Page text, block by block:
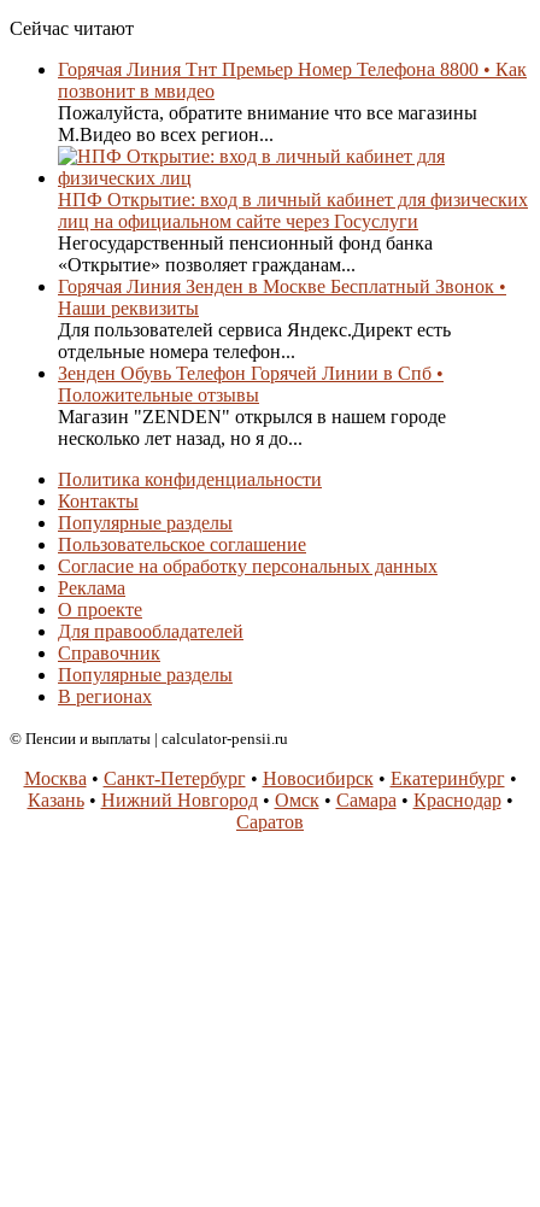
Сейчас читают
Горячая Линия Тнт Премьер Номер Телефона 8800 • Как
позвонит в мвидео
Пожалуйста, обратите внимание что все магазины
М.Видео во всех регион...
НПФ Открытие: вход в личный кабинет для физических
лиц на официальном сайте через Госуслуги
Негосударственный пенсионный фонд банка
«Открытие» позволяет гражданам...
Горячая Линия Зенден в Москве Бесплатный Звонок •
Наши реквизиты
Для пользователей сервиса Яндекс.Директ есть
отдельные номера телефон...
Зенден Обувь Телефон Горячей Линии в Спб •
Положительные отзывы
Магазин "ZENDEN" открылся в нашем городе
несколько лет назад, но я до...
Политика конфиденциальности
Контакты
Популярные разделы
Пользовательское соглашение
Согласие на обработку персональных данных
Реклама
О проекте
Для правообладателей
Справочник
Популярные разделы
В регионах
© Пенсии и выплаты | calculator-pensii.ru
Москва • Санкт-Петербург• Новосибирск• Екатеринбург•
Казань• Нижний Новгород• Омск• Самара • Краснодар•
Саратов